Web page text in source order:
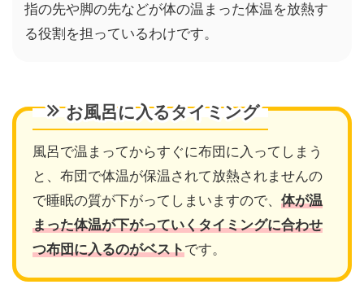
指の先や脚の先などが体の温まった体温を放熱す
る役割を担っているわけです。
お風呂に入るタイミング
風呂で温まってからすぐに布団に入ってしまう
と、布団で体温が保温されて放熱されませんの
で睡眠の質が下がってしまいますので、 体が温
まった体温が下がっていくタイミングに合わせ
つ布団に入るのがベストです。